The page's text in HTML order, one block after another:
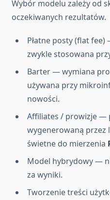
Wybór modelu zależy od
oczekiwanych rezultatów.
Płatne posty (flat fee)
zwykle stosowana
Barter — wymiana
używana przy
nowości.
Affiliates / prowizje —
wygenerowaną przez
świetne do mierzenia
Model hybrydowy —
za wyniki.
Tworzenie treści